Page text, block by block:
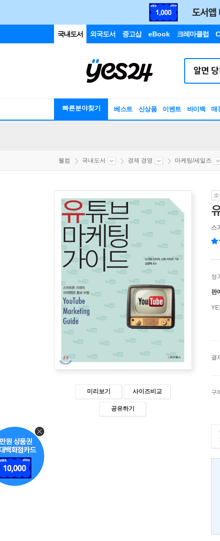
국내도서 외국도서 중고샵 eBook 크레마클럽
빠른분야찾기 베스트 신상품 이벤트 바이백 매
웰컴 국내도서 경제 경영 마케팅/세일즈
미리보기 사이즈비교
공유하기
스
정
판
결
구